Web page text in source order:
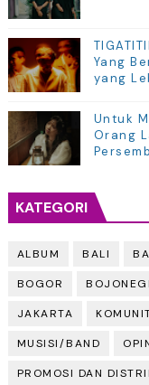
Yang
yang
Untuk
Orang
KATEGORI
ALBUM BALI
BOGOR
JAKARTA
MUSISI/BAND
PROMOSI DAN